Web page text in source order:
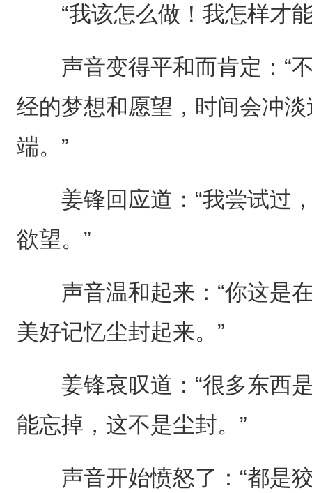
“我该怎么做！我怎样才能
声音变得平和而肯定：“不
经的梦想和愿望，时间会冲
端。”
姜锋回应道：“我尝试过，
欲望。”
声音温和起来：“你这是在
美好记忆尘封起来。”
姜锋哀叹道：“很多东西是
能忘掉，这不是尘封。”
声音开始愤怒了：“都是狡